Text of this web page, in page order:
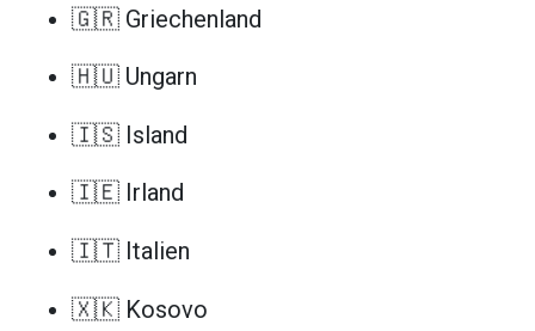
🇬🇷 Griechenland
🇭🇺 Ungarn
🇮🇸 Island
🇮🇪 Irland
🇮🇹 Italien
🇽🇰 Kosovo